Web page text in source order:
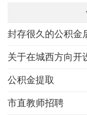
封存很久的公积金
关于在城西方向开
公积金提取
市直教师招聘